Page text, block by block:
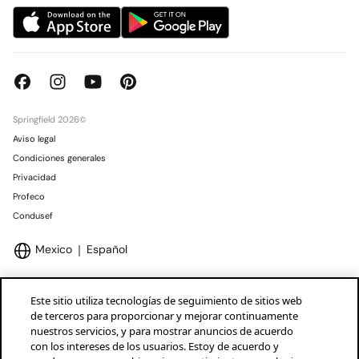
Springfield 2026©
Aviso legal
Condiciones generales
Privacidad
Profeco
Condusef
Mexico Español
Marcas Tendam
Este sitio utiliza tecnologías de seguimiento de sitios web
de terceros para proporcionar y mejorar continuamente
nuestros servicios, y para mostrar anuncios de acuerdo
con los intereses de los usuarios. Estoy de acuerdo y